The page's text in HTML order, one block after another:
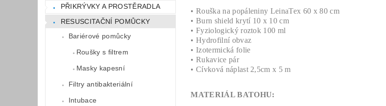
PŘIKRÝVKY A PROSTĚRADLA
RESUSCITAČNÍ POMŮCKY
Bariérové pomůcky
Roušky s filtrem
Masky kapesní
Filtry antibakteriální
Intubace
• Rouška na popáleniny LeinaTex 60 x 80 cm
• Burn shield krytí 10 x 10 cm
• Fyziologický roztok 100 ml
• Hydrofilní obvaz
• Izotermická folie
• Rukavice pár
• Cívková náplast 2,5cm x 5 m
MATERIÁL BATOHU: